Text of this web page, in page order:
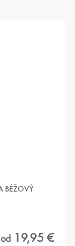
BÉŽOVÝ
od 19,95 €